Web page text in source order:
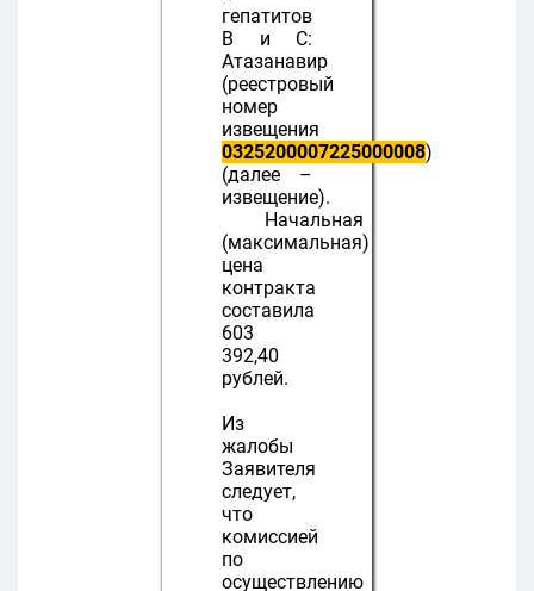
гепатитов
В и С:
Атазанавир
(реестровый
номер
извещения
0325200007225000008)
(далее –
извещение).
Начальная
(максимальная)
цена
контракта
составила
603
392,40
рублей.
Из
жалобы
Заявителя
следует,
что
комиссией
по
осуществлению